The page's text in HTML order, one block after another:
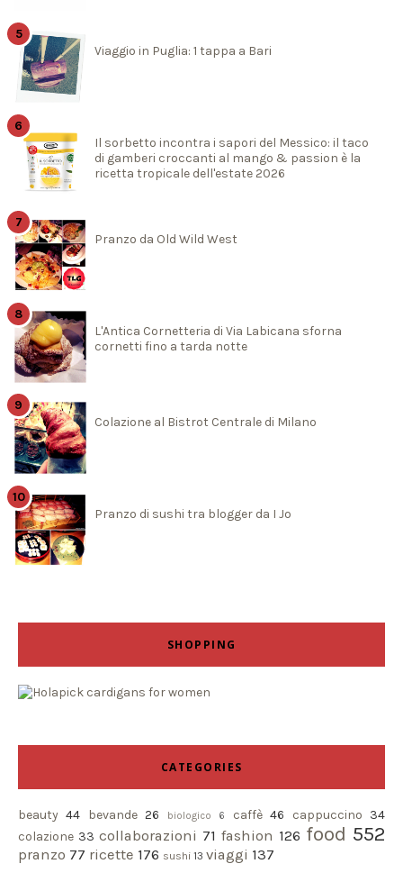
Viaggio in Puglia: 1 tappa a Bari
Il sorbetto incontra i sapori del Messico: il taco
di gamberi croccanti al mango & passion è la
ricetta tropicale dell'estate 2026
Pranzo da Old Wild West
L'Antica Cornetteria di Via Labicana sforna
cornetti fino a tarda notte
Colazione al Bistrot Centrale di Milano
Pranzo di sushi tra blogger da I Jo
SHOPPING
CATEGORIES
beauty 44 bevande 26 biologico 6 caffè 46 cappuccino 34
colazione 33 collaborazioni 71 fashion 126 food 552
pranzo 77 ricette 176 sushi 13 viaggi 137